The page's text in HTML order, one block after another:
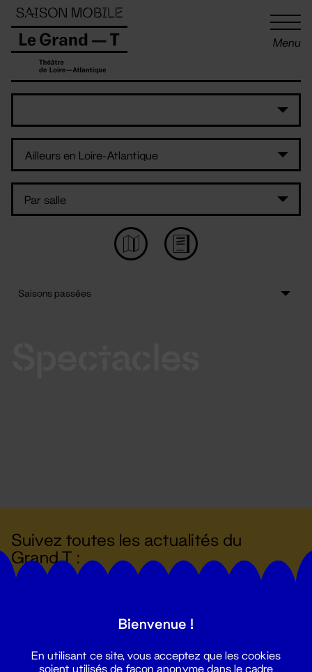
Menu
Suivez toutes les actualités du
Grand T :
Panneau de gestion des cookies
Bienvenue !
En utilisant ce site, vous acceptez que les cookies
soient utilisés de façon anonyme dans le cadre